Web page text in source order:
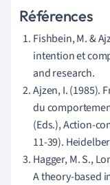
Références
Fishbein, M. &
intention et
and research.
Ajzen, I. (1985).
du
(Eds.), Action-
11-39).
Hagger, M. S.,
A theory-based